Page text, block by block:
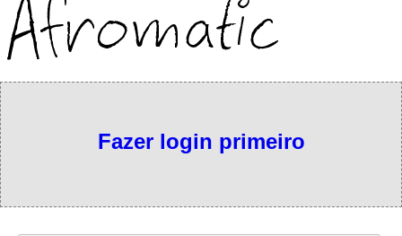
Fazer login primeiro